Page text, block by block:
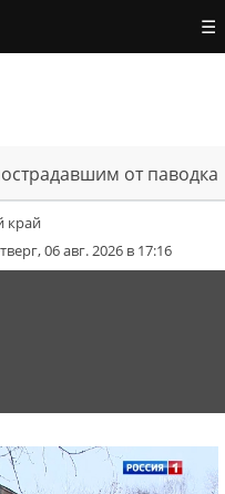
☰
открыт для движения
край
06 авг. 2026 в 17:16